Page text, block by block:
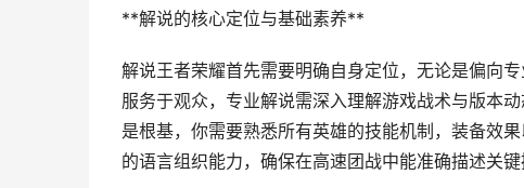
**解说的核心定位与基础素养**
解说王者荣耀首先需要明确自身定位，无论是偏向
服务于观众，专业解说需深入理解游戏战术与版本
是根基，你需要熟悉所有英雄的技能机制，装备效
的语言组织能力，确保在高速团战中能准确描述关键